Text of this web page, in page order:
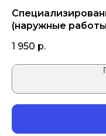
(наружные
1 950 р.